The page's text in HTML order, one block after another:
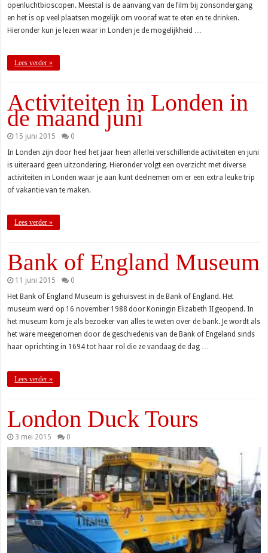
openluchtbioscopen. Meestal is de aanvang van de film bij zonsondergang
en het is op veel plaatsen mogelijk om vooraf wat te eten en te drinken.
Hieronder kun je lezen waar in Londen je de mogelijkheid …
Lees verder »
Activiteiten in Londen in
de maand juni
15 juni 2015
0
In Londen zijn door heel het jaar heen allerlei verschillende activiteiten en juni
is uiteraard geen uitzondering. Hieronder volgt een overzicht met diverse
activiteiten in Londen waar je aan kunt deelnemen om er een extra leuke trip
of vakantie van te maken.
Lees verder »
Bank of England Museum
11 juni 2015
0
Het Bank of England Museum is gehuisvest in de Bank of England. Het
museum werd op 16 november 1988 door Koningin Elizabeth II geopend. In
het museum kom je als bezoeker van alles te weten over de bank. Je wordt als
het ware meegenomen door de geschiedenis van de Bank of Engeland sinds
haar oprichting in 1694 tot haar rol die ze vandaag de dag …
Lees verder »
London Duck Tours
3 mei 2015 0